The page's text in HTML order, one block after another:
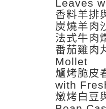
Leaves
香料羊排
炭燒羊肉
法式牛肉
番茄雞肉
Mollet
爐烤脆皮
with
燉烤白豆